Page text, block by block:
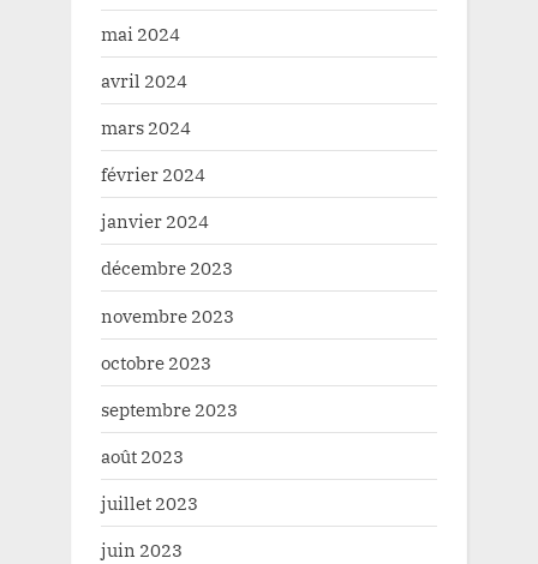
mai 2024
avril 2024
mars 2024
février 2024
janvier 2024
décembre 2023
novembre 2023
octobre 2023
septembre 2023
août 2023
juillet 2023
juin 2023